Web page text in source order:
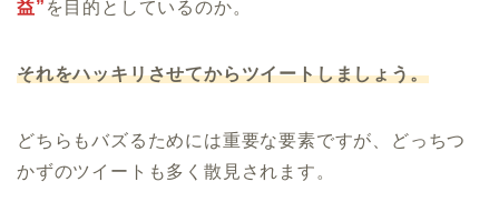
益” を目的としているのか。
それをハッキリさせてからツイートしましょう。
どちらもバズるためには重要な要素ですが、どっちつ
かずのツイートも多く散見されます。